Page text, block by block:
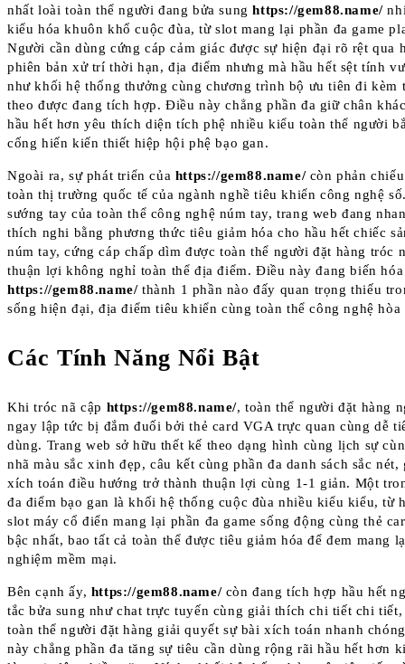
nhất loài toàn thể người đang bửa sunghttps://gem88.name/
kiểu hóa khuôn khổ cuộc đùa, từ slot mang lại phần đa game
Người cần dùng cứng cáp cảm giác được sự hiện đại rõ rệt qua
phiên bản xử trí thời hạn, địa điểm nhưng mà hầu hết sệt tính
như khối hệ thống thưởng cùng chương trình bộ ưu tiên đi kèm
theo được đang tích hợp. Điều này chẳng phần đa giữ chân
hầu hết hơn yêu thích diện tích phệ nhiều kiểu toàn thể người
cống hiến kiến thiết hiệp hội phệ bạo gan.
Ngoài ra, sự phát triển của https://gem88.name/còn phản
toàn thị trường quốc tế của ngành nghề tiêu khiển công nghệ
sướng tay của toàn thể công nghệ núm tay, trang web đang
thích nghi bằng phương thức tiêu giảm hóa cho hầu hết chiếc
núm tay, cứng cáp chấp dìm được toàn thể người đặt hàng tróc
thuận lợi không nghỉ toàn thể địa điểm. Điều này đang biến hóa
https://gem88.name/thành 1 phần nào đấy quan trọng thiếu
sống hiện đại, địa điểm tiêu khiển cùng toàn thể công nghệ hòa
Các Tính Năng Nổi Bật
Khi tróc nã cập https://gem88.name/, toàn thể người đặt hàng
ngay lập tức bị đắm đuối bởi thẻ card VGA trực quan cùng dễ
dùng. Trang web sở hữu thết kế theo dạng hình cùng lịch sự
nhã màu sắc xinh đẹp, câu kết cùng phần đa danh sách sắc nét,
xích toán điều hướng trở thành thuận lợi cùng 1-1 giản. Một
đa điểm bạo gan là khối hệ thống cuộc đùa nhiều kiểu kiểu, từ
slot máy cổ điển mang lại phần đa game sống động cùng thẻ
bậc nhất, bao tất cả toàn thể được tiêu giảm hóa để đem mang
nghiệm mềm mại.
Bên cạnh ấy, https://gem88.name/còn đang tích hợp hầu hết
tắc bửa sung như chat trực tuyến cùng giải thích chi tiết chi
toàn thể người đặt hàng giải quyết sự bài xích toán nhanh
này chẳng phần đa tăng sự tiêu cần dùng rộng rãi hầu hết hơn